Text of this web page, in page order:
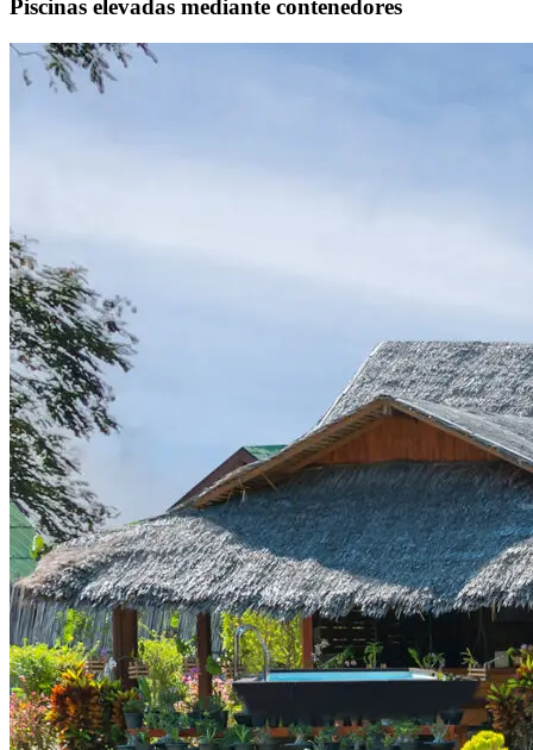
Piscinas elevadas mediante contenedores